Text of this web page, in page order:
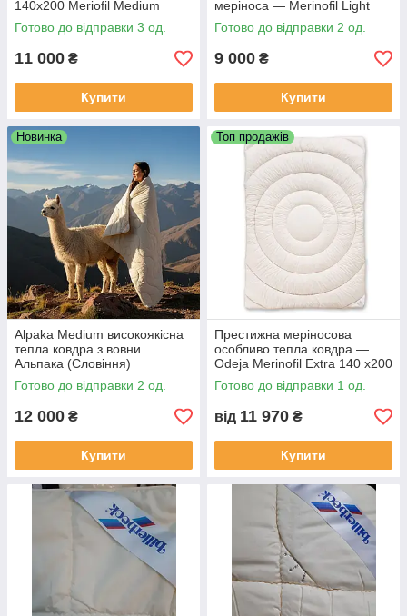
140x200 Meriofil Medium
Odeja, Словенія
Готово до відправки 3 од.
11 000 ₴
Купити
меріноса — Merinofil Light
Готово до відправки 2 од.
9 000 ₴
Купити
Новинка
Alpaka Medium високоякісна
тепла ковдра з вовни
Альпака (Словіння)
Готово до відправки 2 од.
12 000 ₴
Купити
Топ продажів
Престижна меріносова
особливо тепла ковдра —
Odeja Merinofil Extra 140 x200
Словіння
Готово до відправки 1 од.
від 11 970 ₴
Купити